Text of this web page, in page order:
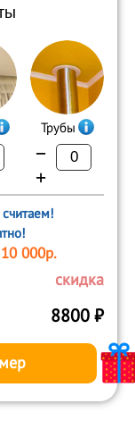
Трубы
−
+
000р.
скидка
8800 ₽